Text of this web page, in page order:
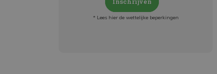
* Lees hier de wettelijke beperkingen